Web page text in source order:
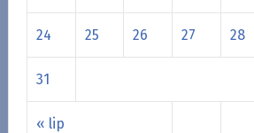
« lip
24 25 26 27 28
31